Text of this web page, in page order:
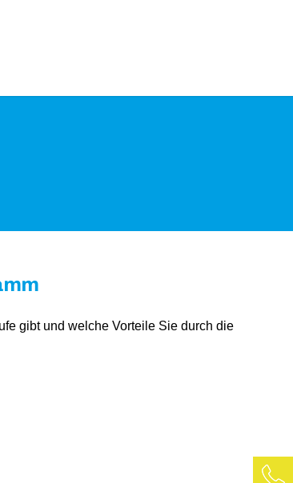
gibt und welche Vorteile Sie durch die